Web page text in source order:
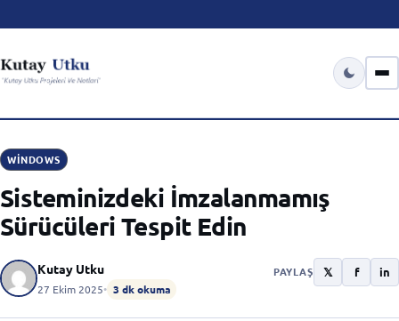
WINDOWS
Sisteminizdeki İmzalanmamış
Sürücüleri Tespit Edin
Kutay Utku
27 Ekim 2025• 3 dk okuma
PAYLAŞ 𝕏 f in